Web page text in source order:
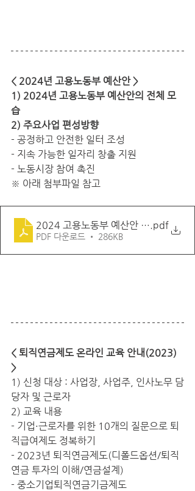
< 2024년 고용노동부 예산안 >
1) 2024년 고용노동부 예산안의 전체 모
습
2) 주요사업 편성방향
- 공정하고 안전한 일터 조성
- 지속 가능한 일자리 창출 지원
- 노동시장 참여 촉진
※ 아래 첨부파일 참고
2024 고용노동부 예산안 편성.pdf
PDF 다운로드 • 286KB
< 퇴직연금제도 온라인 교육 안내(2023)
>
1) 신청 대상 : 사업장, 사업주, 인사노무 담
당자 및 근로자
2) 교육 내용
- 기업·근로자를 위한 10개의 질문으로 퇴
직급여제도 정복하기
- 2023년 퇴직연금제도(디폴드옵션/퇴직
연금 투자의 이해/연금설계)
- 중소기업퇴직연금기금제도